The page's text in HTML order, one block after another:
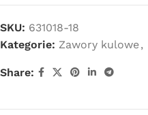
SKU: 631018-18
Kategorie: Zawory kulowe,
Share: